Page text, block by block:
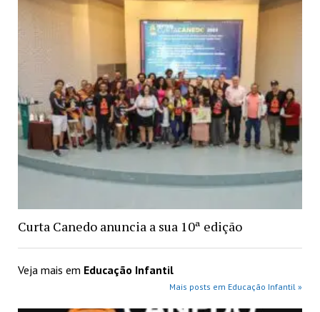
Curta Canedo anuncia a sua 10ª edição
Veja mais em Educação Infantil
Mais posts em Educação Infantil »